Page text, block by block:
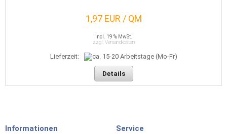
1,97 EUR / QM
incl. 19 % MwSt.
zzgl. Versandkosten
Lieferzeit:
Details
Informationen Service